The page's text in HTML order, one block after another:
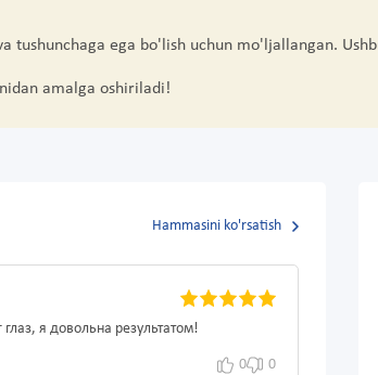
tushunchaga ega bo'lish uchun mo'ljallangan.
amalga oshiriladi!
Hammasini ko'rsatish
я довольна результатом!
0 0